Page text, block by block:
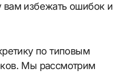
вам избежать ошибок и
по типовым
Мы рассмотрим